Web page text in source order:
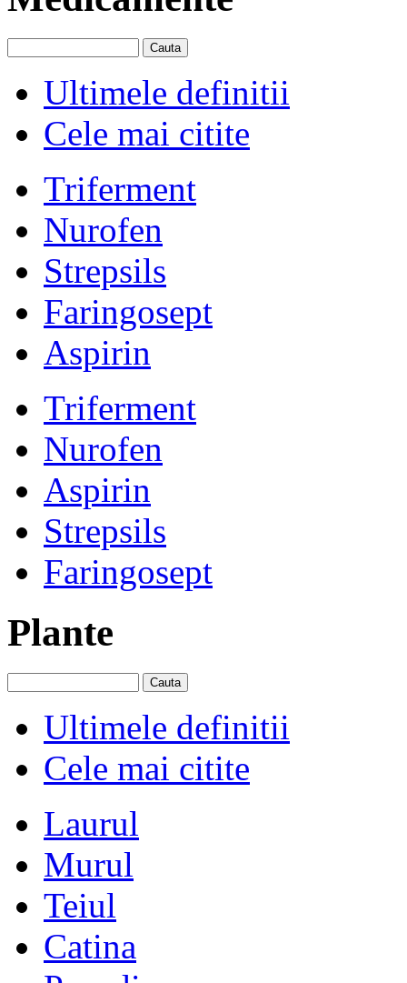
Ultimele definitii
Cele mai citite
Triferment
Nurofen
Strepsils
Faringosept
Aspirin
Triferment
Nurofen
Aspirin
Strepsils
Faringosept
Plante
Ultimele definitii
Cele mai citite
Laurul
Murul
Teiul
Catina